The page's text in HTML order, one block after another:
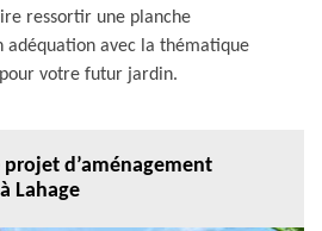
ressortir une planche
adéquation avec la thématique
votre futur jardin.
d’aménagement
Lahage